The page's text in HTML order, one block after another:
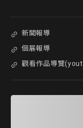
新聞報導
個展報導
觀看作品導覽